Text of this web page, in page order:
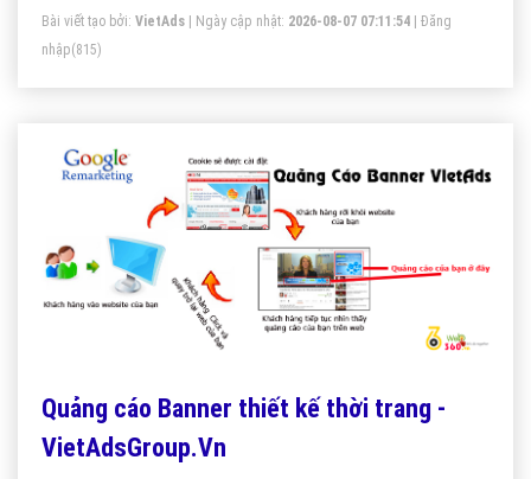
Bài viết tạo bởi: VietAds | Ngày cập nhật: 2026-08-07 07:11:54
Đăng
nhập(815)
Quảng cáo Banner thiết kế thời trang -
VietAdsGroup.Vn